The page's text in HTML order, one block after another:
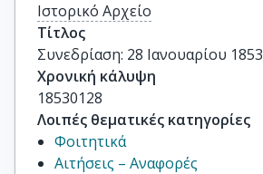
Ιστορικό Αρχείο
Τίτλος
Συνεδρίαση: 28 Ιανουαρίου 1853
Χρονική κάλυψη
18530128
Λοιπές θεματικές κατηγορίες
Φοιτητικά
Αιτήσεις – Αναφορές